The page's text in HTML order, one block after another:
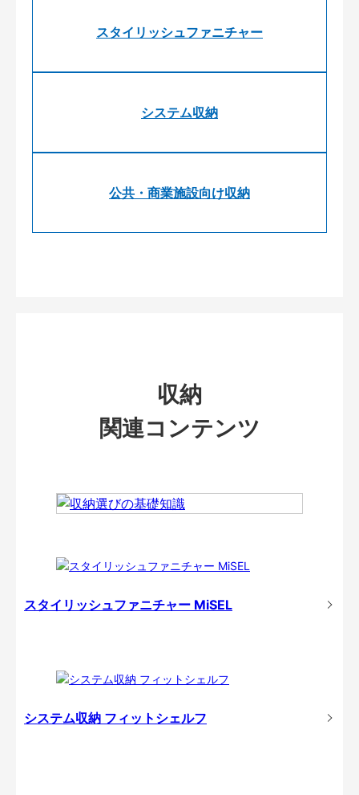
スタイリッシュファニチャー
システム収納
公共・商業施設向け収納
収納
関連コンテンツ
スタイリッシュファニチャー MiSEL
システム収納 フィットシェルフ